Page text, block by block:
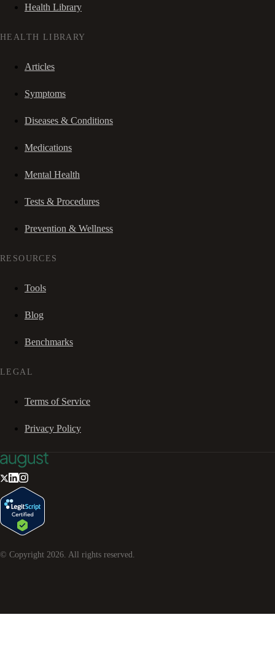
Health Library
HEALTH LIBRARY
Articles
Symptoms
Diseases & Conditions
Medications
Mental Health
Tests & Procedures
Prevention & Wellness
RESOURCES
Tools
Blog
Benchmarks
LEGAL
Terms of Service
Privacy Policy
© Copyright 2026. All rights reserved.